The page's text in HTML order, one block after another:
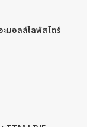
ะมอลล์ไลฟ์สโตร์